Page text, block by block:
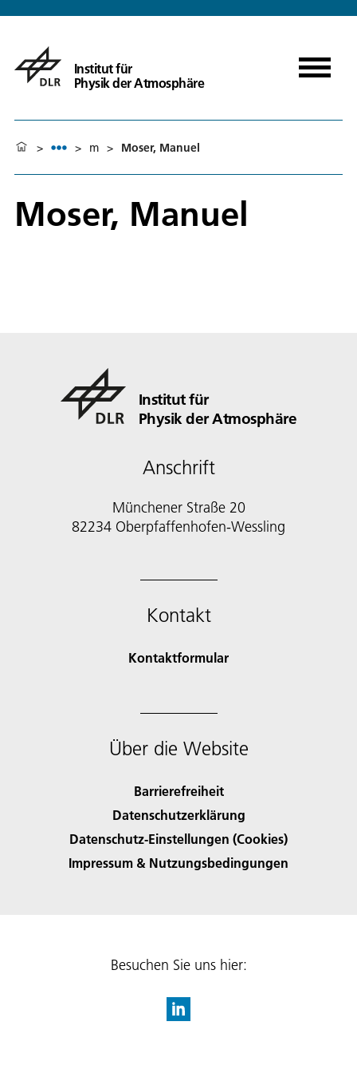
Institut für
Physik der Atmosphäre
> > m > Moser, Manuel
Moser, Manuel
Institut für
Physik der Atmosphäre
Anschrift
Münchener Straße 20
82234 Oberpfaffenhofen-Wessling
Kontakt
Kontaktformular
Über die Website
Barrierefreiheit
Datenschutzerklärung
Datenschutz-Einstellungen (Cookies)
Impressum & Nutzungsbedingungen
Besuchen Sie uns hier: